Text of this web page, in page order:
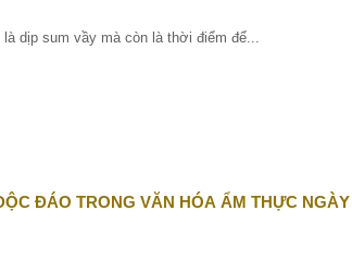
dịp sum vầy mà còn là thời điểm để...
ĐÁO TRONG VĂN HÓA ẨM THỰC NGÀY